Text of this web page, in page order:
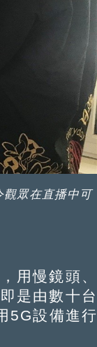
觀眾在直播中可
用慢鏡頭、
是由數十台
5G設備進行